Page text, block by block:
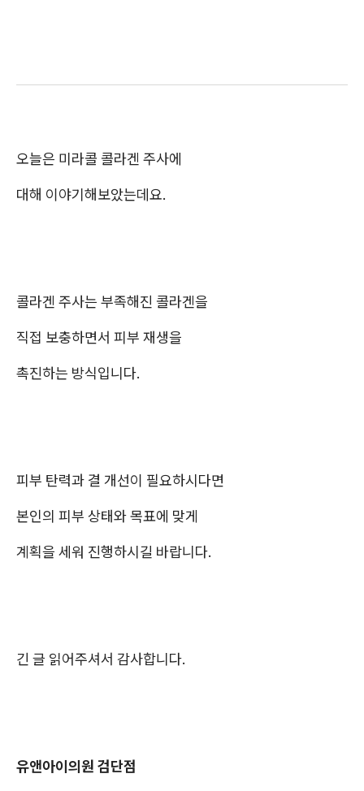
오늘은 미라콜 콜라겐 주사에
대해 이야기해보았는데요.
콜라겐 주사는 부족해진 콜라겐을
직접 보충하면서 피부 재생을
촉진하는 방식입니다.
피부 탄력과 결 개선이 필요하시다면
본인의 피부 상태와 목표에 맞게
계획을 세워 진행하시길 바랍니다.
긴 글 읽어주셔서 감사합니다.
유앤아이의원 검단점